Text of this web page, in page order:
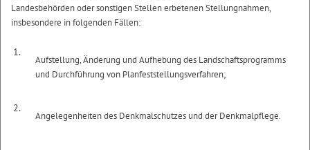
Landesbehörden oder sonstigen Stellen erbetenen Stellungnahmen,
insbesondere in folgenden Fällen:
1.
Aufstellung, Änderung und Aufhebung des Landschaftsprogramms
und Durchführung von Planfeststellungsverfahren;
2.
Angelegenheiten des Denkmalschutzes und der Denkmalpflege.